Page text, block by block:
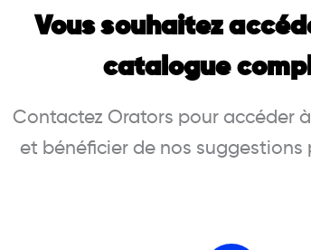
Vous souhaitez
catalogue
Contactez Orators pour accéder
et bénéficier de nos suggestions